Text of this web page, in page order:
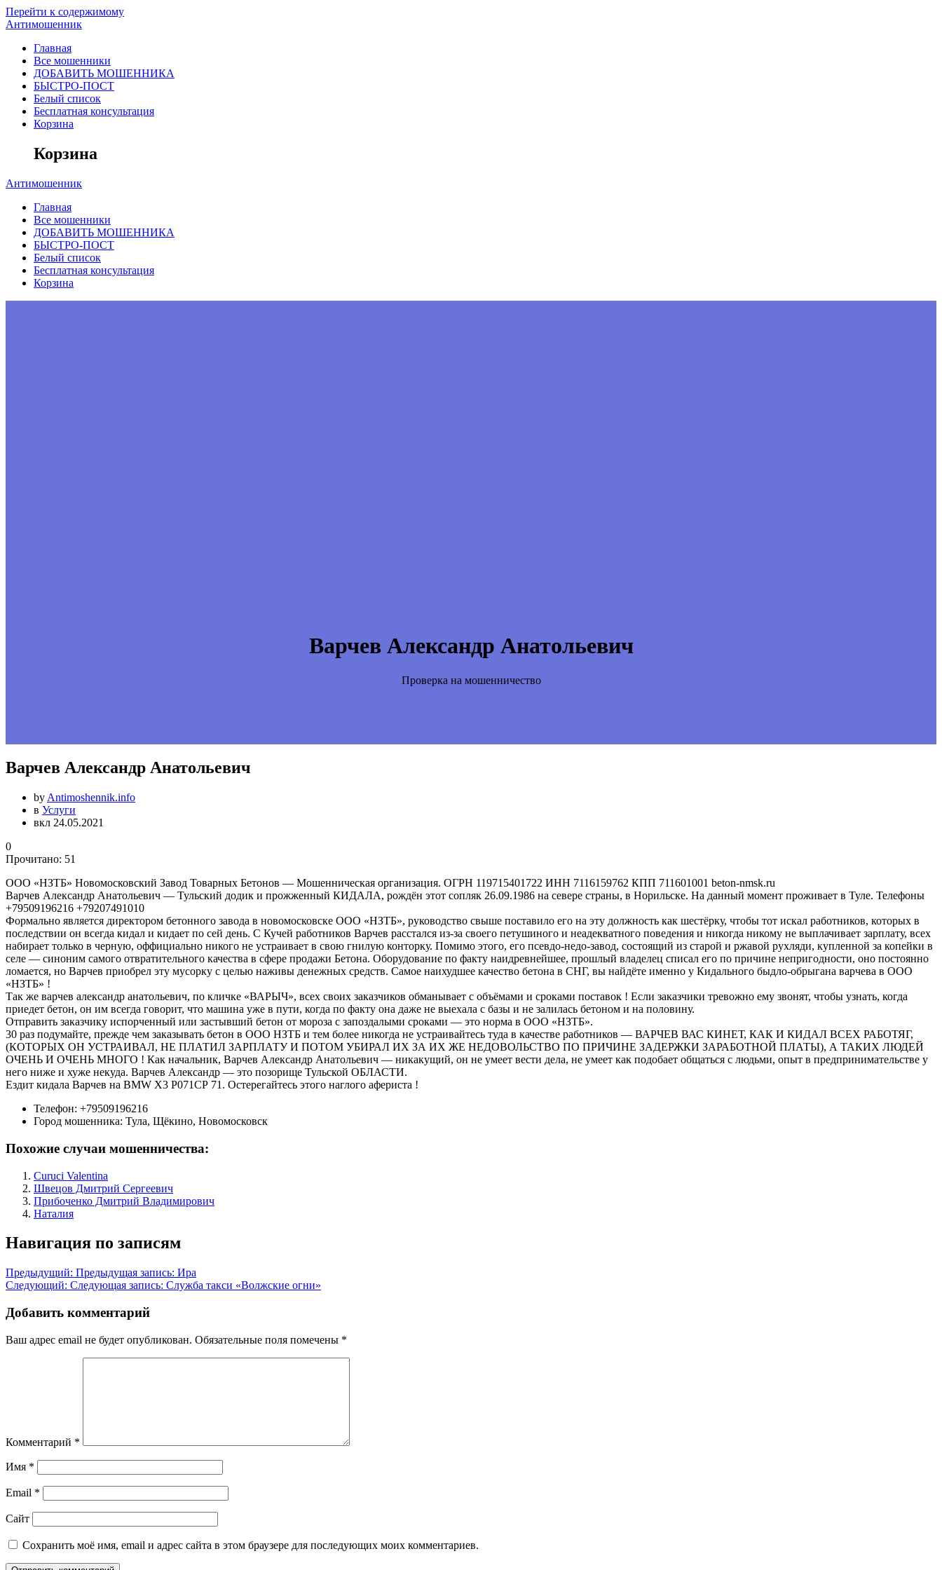
Перейти к содержимому
Антимошенник
Главная
Все мошенники
ДОБАВИТЬ МОШЕННИКА
БЫСТРО-ПОСТ
Белый список
Бесплатная консультация
Корзина
Корзина
Антимошенник
Главная
Все мошенники
ДОБАВИТЬ МОШЕННИКА
БЫСТРО-ПОСТ
Белый список
Бесплатная консультация
Корзина
Варчев Александр Анатольевич
Проверка на мошенничество
Варчев Александр Анатольевич
by Antimoshennik.info
в Услуги
вкл 24.05.2021
0
Прочитано: 51
ООО «НЗТБ» Новомосковский Завод Товарных Бетонов — Мошенническая организация. ОГРН 119715401722 ИНН 7116159762 КПП 711601001 beton-nmsk.ru
Варчев Александр Анатольевич — Тульский додик и прожженный КИДАЛА, рождён этот сопляк 26.09.1986 на севере страны, в Норильске. На данный момент проживает в Туле. Телефоны
+79509196216 +79207491010
Формально является директором бетонного завода в новомосковске ООО «НЗТБ», руководство свыше поставило его на эту должность как шестёрку, чтобы тот искал работников, которых в
последствии он всегда кидал и кидает по сей день. С Кучей работников Варчев расстался из-за своего петушиного и неадекватного поведения и никогда никому не выплачивает зарплату, всех
набирает только в черную, оффициально никого не устраивает в свою гнилую конторку. Помимо этого, его псевдо-недо-завод, состоящий из старой и ржавой рухляди, купленной за копейки в
селе — синоним самого отвратительного качества в сфере продажи Бетона. Оборудование по факту наидревнейшее, прошлый владелец списал его по причине непригодности, оно постоянно
ломается, но Варчев приобрел эту мусорку с целью наживы денежных средств. Самое наихудшее качество бетона в СНГ, вы найдёте именно у Кидального быдло-обрыгана варчева в ООО
«НЗТБ» !
Так же варчев александр анатольевич, по кличке «ВАРЫЧ», всех своих заказчиков обманывает с объёмами и сроками поставок ! Если заказчики тревожно ему звонят, чтобы узнать, когда
приедет бетон, он им всегда говорит, что машина уже в пути, когда по факту она даже не выехала с базы и не залилась бетоном и на половину.
Отправить заказчику испорченный или застывший бетон от мороза с запоздалыми сроками — это норма в ООО «НЗТБ».
30 раз подумайте, прежде чем заказывать бетон в ООО НЗТБ и тем более никогда не устраивайтесь туда в качестве работников — ВАРЧЕВ ВАС КИНЕТ, КАК И КИДАЛ ВСЕХ РАБОТЯГ,
(КОТОРЫХ ОН УСТРАИВАЛ, НЕ ПЛАТИЛ ЗАРПЛАТУ И ПОТОМ УБИРАЛ ИХ ЗА ИХ ЖЕ НЕДОВОЛЬСТВО ПО ПРИЧИНЕ ЗАДЕРЖКИ ЗАРАБОТНОЙ ПЛАТЫ), А ТАКИХ ЛЮДЕЙ
ОЧЕНЬ И ОЧЕНЬ МНОГО ! Как начальник, Варчев Александр Анатольевич — никакущий, он не умеет вести дела, не умеет как подобает общаться с людьми, опыт в предпринимательстве у
него ниже и хуже некуда. Варчев Александр — это позорище Тульской ОБЛАСТИ.
Ездит кидала Варчев на BMW X3 Р071СР 71. Остерегайтесь этого наглого афериста !
Телефон: +79509196216
Город мошенника: Тула, Щёкино, Новомосковск
Похожие случаи мошенничества:
Curuci Valentina
Швецов Дмитрий Сергеевич
Прибоченко Дмитрий Владимирович
Наталия
Навигация по записям
Предыдущий: Предыдущая запись: Ира
Следующий: Следующая запись: Служба такси «Волжские огни»
Добавить комментарий
Ваш адрес email не будет опубликован. Обязательные поля помечены *
Комментарий *
Имя *
Email *
Сайт
Сохранить моё имя, email и адрес сайта в этом браузере для последующих моих комментариев.